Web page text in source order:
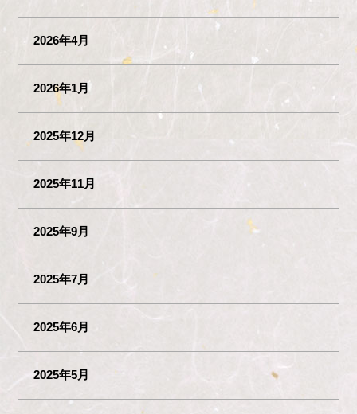
2026年4月
2026年1月
2025年12月
2025年11月
2025年9月
2025年7月
2025年6月
2025年5月